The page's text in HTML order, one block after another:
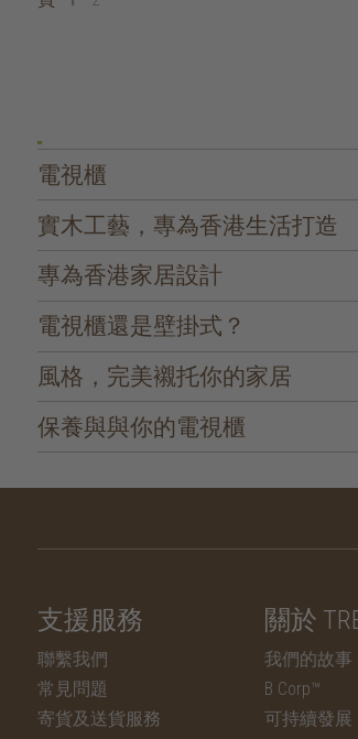
電視櫃
實木工藝，專為香港生活打造
專為香港家居設計
電視櫃還是壁掛式？
風格，完美襯托你的家居
保養與與你的電視櫃
支援服務
聯繫我們
常見問題
寄貨及送貨服務
關於
我們的故事
B Corp™
可持續發展